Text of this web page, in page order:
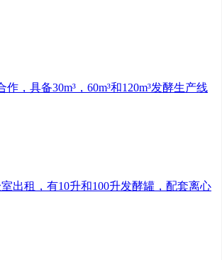
，具备30m³，60m³和120m³发酵生产线
出租，有10升和100升发酵罐，配套离心